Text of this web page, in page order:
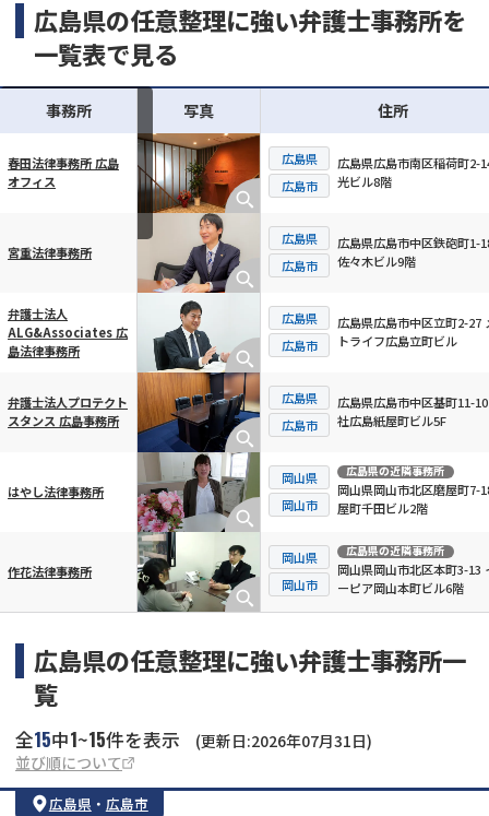
広島県の任意整理に強い弁護士事務所を
一覧表で見る
横スクロール可能
事務所 写真 住所
春田法律事務所 広島
オフィス
広島県
広島市
広島県広島市南区稲荷町2-
光ビル8階
宮重法律事務所
広島県
広島市
広島県広島市中区鉄砲町1-
佐々木ビル9階
弁護士法人
ALG&Associates 広
島法律事務所
広島県
広島市
広島県広島市中区立町2-27
トライフ広島立町ビル
弁護士法人プロテクト
スタンス 広島事務所
広島県
広島市
広島県広島市中区基町11-
社広島紙屋町ビル5F
はやし法律事務所
岡山県
岡山市
広島県の近隣事務所
岡山県岡山市北区磨屋町7-
屋町千田ビル2階
作花法律事務所
岡山県
岡山市
広島県の近隣事務所
岡山県岡山市北区本町3-13
ーピア岡山本町ビル6階
広島県の任意整理に強い弁護士事務所一
覧
全15中1~15件を表示
(更新日:2026年07月31日)
並び順について
広島県 ・ 広島市